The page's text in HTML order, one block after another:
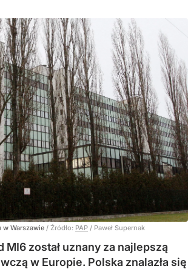
w Warszawie / Źródło: PAP / Paweł Supernak
został uznany za najlepszą
w Europie. Polska znalazła się